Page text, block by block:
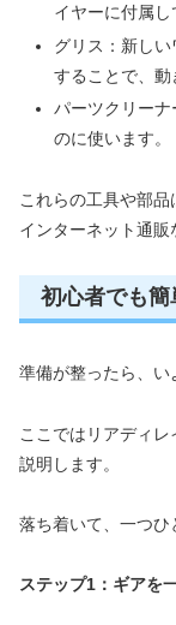
イヤーに付属し
グリス：新し
することで、動
パーツクリー
のに使います。
これらの工具や部品
インターネット通販
初心者でも
準備が整ったら、い
ここではリアディ
説明します。
落ち着いて、一つひ
ステップ1：ギアを